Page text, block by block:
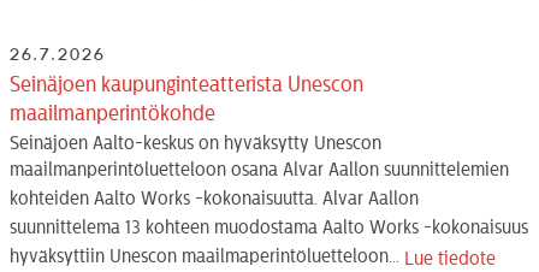
26.7.2026
Seinäjoen kaupunginteatterista Unescon
maailmanperintökohde
Seinäjoen Aalto-keskus on hyväksytty Unescon
maailmanperintöluetteloon osana Alvar Aallon suunnittelemien
kohteiden Aalto Works -kokonaisuutta. Alvar Aallon
suunnittelema 13 kohteen muodostama Aalto Works -kokonaisuus
hyväksyttiin Unescon maailmaperintöluetteloon...
Lue tiedote